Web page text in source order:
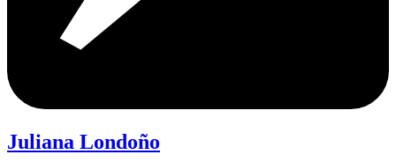
Juliana Londoño